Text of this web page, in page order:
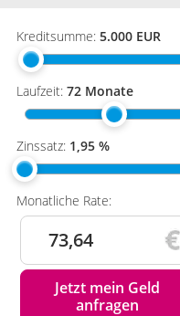
Kreditsumme: 5.000 EUR
Laufzeit: 72 Monate
Zinssatz: 1,95 %
Monatliche Rate:
73,64
Jetzt mein Geld
anfragen